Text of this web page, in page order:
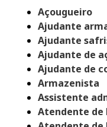
Açougueiro
Ajudante
Ajudante
Ajudante de
Ajudante de
Armazenista
Assistente
Atendente de